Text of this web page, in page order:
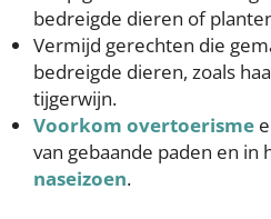
bedreigde dieren of
Vermijd gerechten die
bedreigde dieren, zoals
tijgerwijn.
Voorkom overtoerisme
van gebaande paden en in
naseizoen.